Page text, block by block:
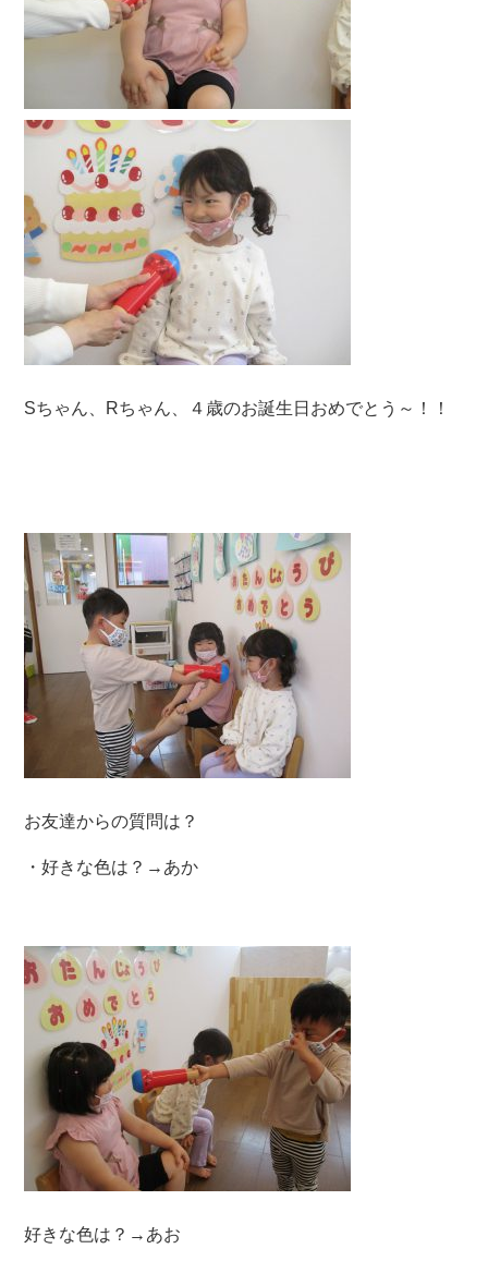
Sちゃん、Rちゃん、４歳のお誕生日おめでとう～！！
お友達からの質問は？
・好きな色は？→あか
好きな色は？→あお